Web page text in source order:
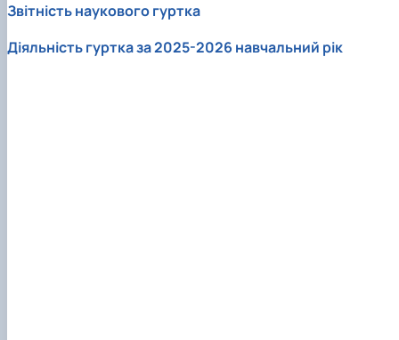
Звітність наукового гуртка
Діяльність гуртка за 2025-2026 навчальний рік